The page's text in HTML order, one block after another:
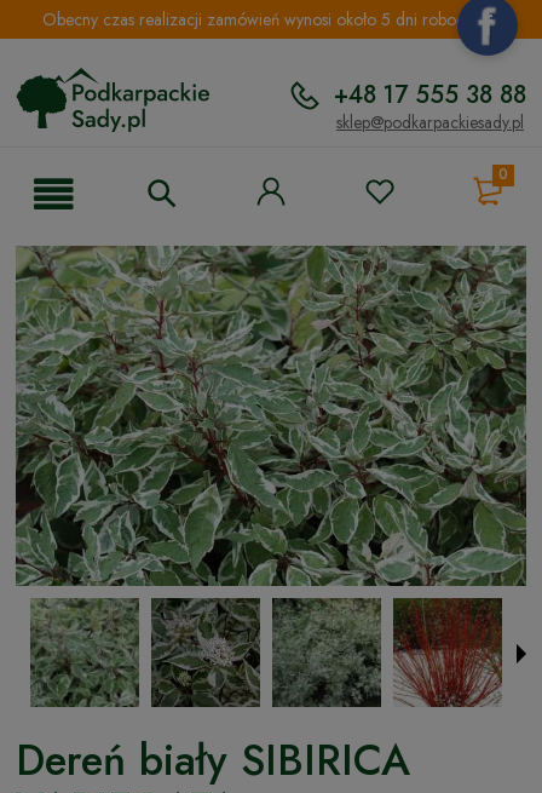
Obecny czas realizacji zamówień wynosi około 5 dni roboczych.
+48 17 555 38 88
sklep@podkarpackiesady.pl
0
Dereń biały SIBIRICA